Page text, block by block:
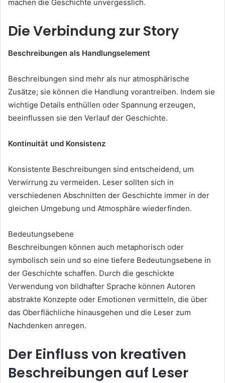
machen die Geschichte unvergesslich.
Die Verbindung zur Story
Beschreibungen als Handlungselement
Beschreibungen sind mehr als nur atmosphärische
Zusätze; sie können die Handlung vorantreiben. Indem sie
wichtige Details enthüllen oder Spannung erzeugen,
beeinflussen sie den Verlauf der Geschichte.
Kontinuität und Konsistenz
Konsistente Beschreibungen sind entscheidend, um
Verwirrung zu vermeiden. Leser sollten sich in
verschiedenen Abschnitten der Geschichte immer in der
gleichen Umgebung und Atmosphäre wiederfinden.
Bedeutungsebene
Beschreibungen können auch metaphorisch oder
symbolisch sein und so eine tiefere Bedeutungsebene in
der Geschichte schaffen. Durch die geschickte
Verwendung von bildhafter Sprache können Autoren
abstrakte Konzepte oder Emotionen vermitteln, die über
das Oberflächliche hinausgehen und die Leser zum
Nachdenken anregen.
Der Einfluss von kreativen
Beschreibungen auf Leser